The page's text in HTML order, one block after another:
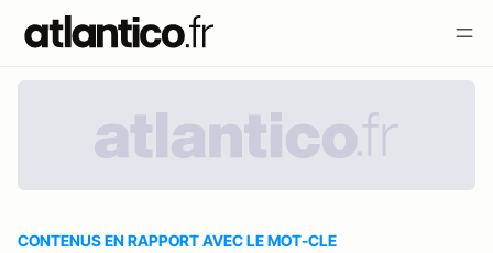
CONTENUS EN RAPPORT AVEC LE MOT-CLE